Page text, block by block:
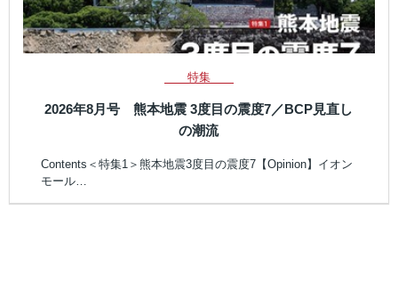
特集
2026年8月号 熊本地震 3度目の震度7／BCP見直し
の潮流
Contents＜特集1＞熊本地震3度目の震度7【Opinion】イオン
モール…